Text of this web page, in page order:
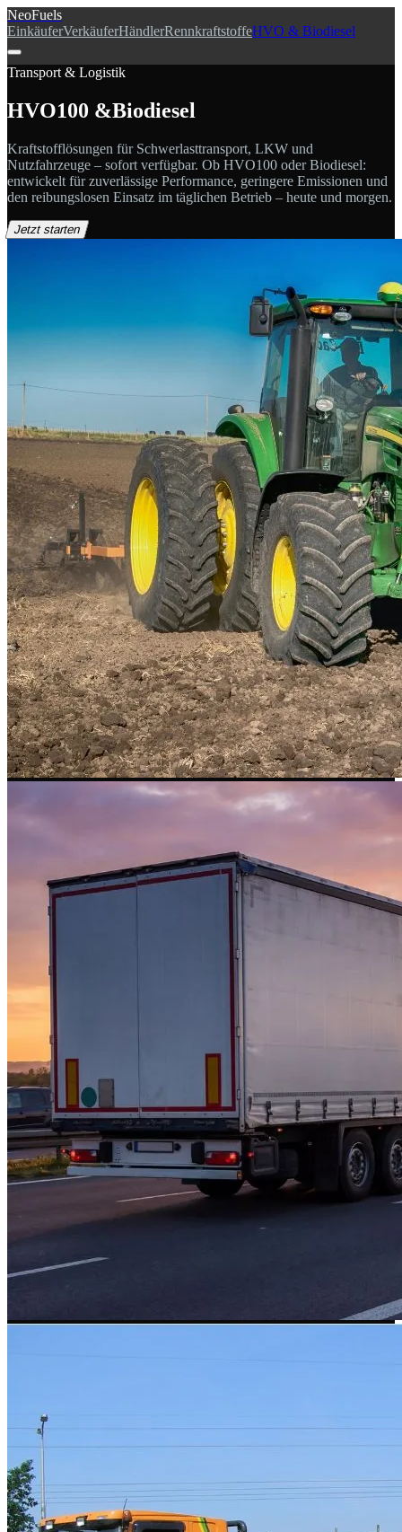
NeoFuels
EinkäuferVerkäuferHändlerRennkraftstoffeHVO & Biodiesel
Transport & Logistik
HVO100 &Biodiesel
Kraftstofflösungen für Schwerlasttransport, LKW und
Nutzfahrzeuge – sofort verfügbar. Ob HVO100 oder Biodiesel:
entwickelt für zuverlässige Performance, geringere Emissionen und
den reibungslosen Einsatz im täglichen Betrieb – heute und morgen.
Jetzt starten